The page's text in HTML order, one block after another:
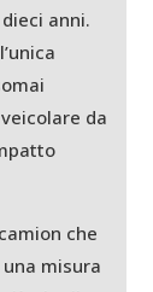
anni.
da
che
misura